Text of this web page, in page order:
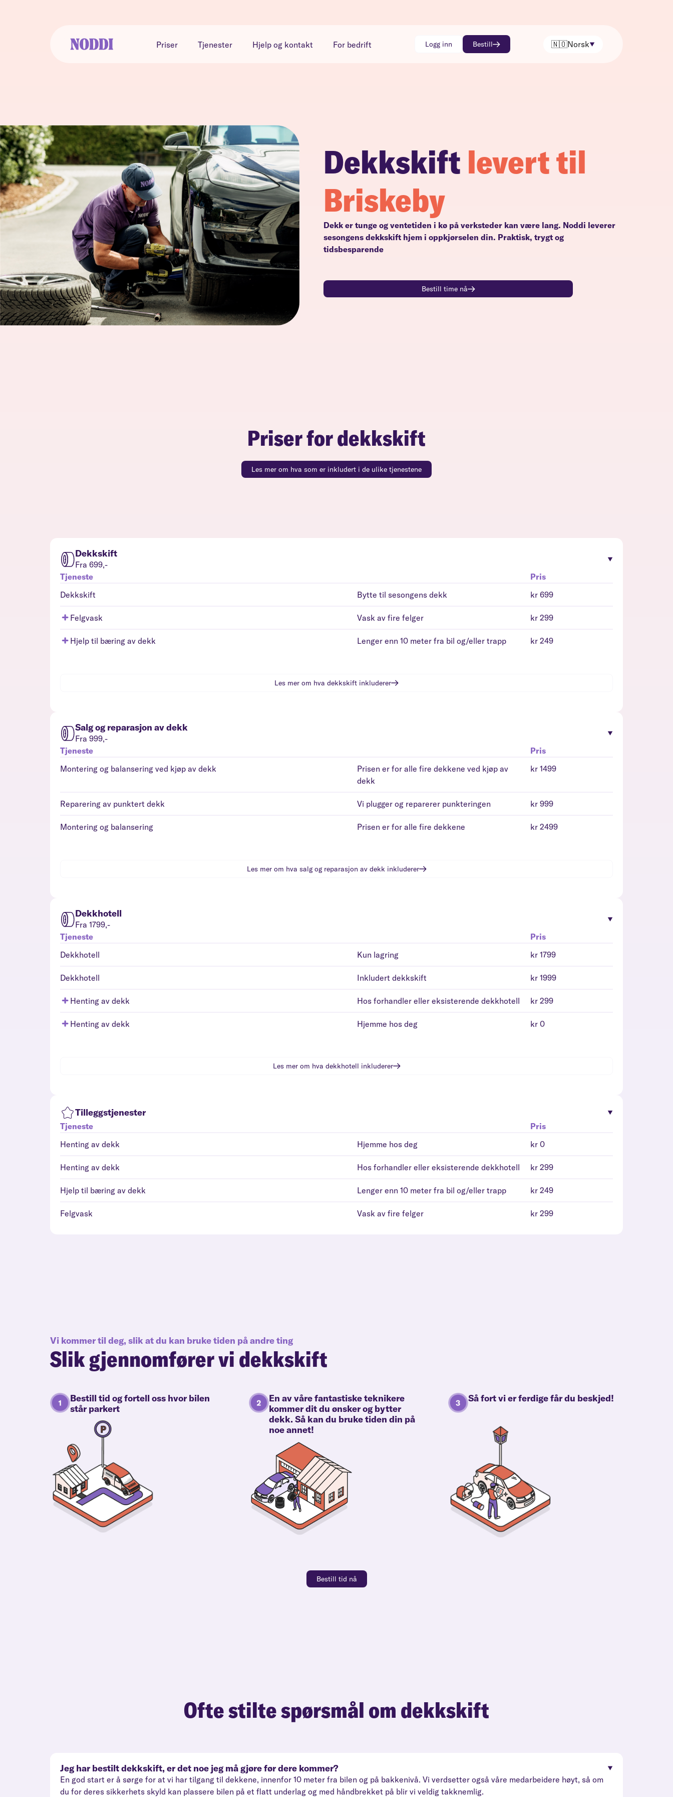
Priser Tjenester Hjelp og kontakt For bedrift Logg inn Bestill 🇳🇴Norsk
Dekkskift levert til
Briskeby
Dekk er tunge og ventetiden i kø på verksteder kan være lang. Noddi leverer
sesongens dekkskift hjem i oppkjørselen din. Praktisk, trygt og
tidsbesparende
Bestill time nå
Priser for dekkskift
Les mer om hva som er inkludert i de ulike tjenestene
Dekkskift
Fra 699,-
Tjeneste
Pris
Dekkskift
Bytte til sesongens dekk kr 699
Felgvask Vask av fire felger kr 299
Hjelp til bæring av dekk Lenger enn 10 meter fra bil og/eller trapp kr 249
Les mer om hva dekkskift inkluderer
Salg og reparasjon av dekk
Fra 999,-
Tjeneste
Pris
Montering og balansering ved kjøp av dekk
Prisen er for alle fire dekkene ved kjøp av
dekk
kr 1499
Reparering av punktert dekk Vi plugger og reparerer punkteringen kr 999
Montering og balansering Prisen er for alle fire dekkene kr 2499
Les mer om hva salg og reparasjon av dekk inkluderer
Dekkhotell
Fra 1799,-
Tjeneste
Pris
Dekkhotell
Kun lagring kr 1799
Dekkhotell Inkludert dekkskift kr 1999
Henting av dekk Hos forhandler eller eksisterende dekkhotell kr 299
Henting av dekk Hjemme hos deg kr 0
Les mer om hva dekkhotell inkluderer
Tilleggstjenester
Tjeneste
Pris
Henting av dekk
Hjemme hos deg kr 0
Henting av dekk Hos forhandler eller eksisterende dekkhotell kr 299
Hjelp til bæring av dekk Lenger enn 10 meter fra bil og/eller trapp kr 249
Felgvask Vask av fire felger kr 299
Vi kommer til deg, slik at du kan bruke tiden på andre ting
Slik gjennomfører vi dekkskift
Bestill tid og fortell oss hvor bilen
står parkert
En av våre fantastiske teknikere
kommer dit du ønsker og bytter
dekk. Så kan du bruke tiden din på
noe annet!
Så fort vi er ferdige får du beskjed!
Bestill tid nå
Ofte stilte spørsmål om dekkskift
Jeg har bestilt dekkskift, er det noe jeg må gjøre før dere kommer?
En god start er å sørge for at vi har tilgang til dekkene, innenfor 10 meter fra bilen og på bakkenivå. Vi verdsetter også våre medarbeidere høyt, så om
du for deres sikkerhets skyld kan plassere bilen på et flatt underlag og med håndbrekket på blir vi veldig takknemlig.